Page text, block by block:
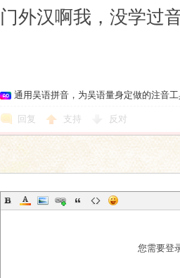
门外汉啊我，没学过
通用吴语拼音，为吴语量身定做的注音
回复 支持 反对
您需要登